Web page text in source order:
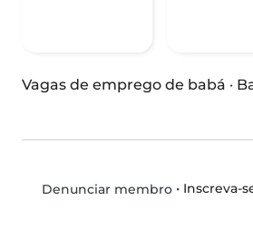
Vagas de emprego de babá ·
Denunciar membro• Inscreva-